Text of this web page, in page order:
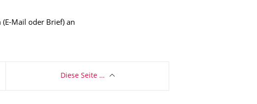
Mail oder Brief) an
Diese Seite …